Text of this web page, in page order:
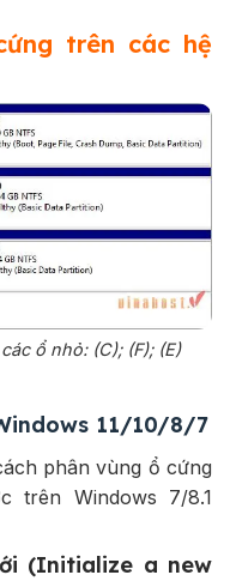
trên các hệ
ổ nhỏ: (C); (F); (E)
11/10/8/7
phân vùng ổ cứng
trên Windows 7/8.1
(Initialize a new